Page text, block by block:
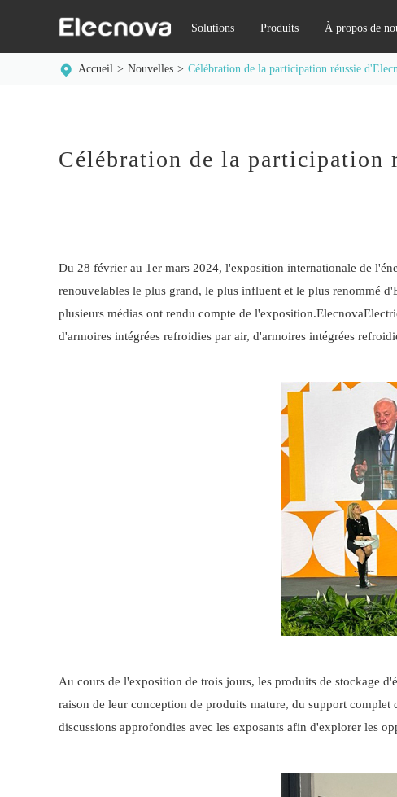
Solutions Produits À propos de
Accueil Nouvelles Célébration de la participation réussie
Célébration de la participation
Du 28 février au 1er mars 2024, l'exposition internationale de
renouvelables le plus grand, le plus influent et le plus renommé
plusieurs médias ont rendu compte de l'exposition.Elecnova
d'armoires intégrées refroidies par air, d'armoires intégrées
Au cours de l'exposition de trois jours, les produits de stockage
raison de leur conception de produits mature, du support
discussions approfondies avec les exposants afin d'explorer les